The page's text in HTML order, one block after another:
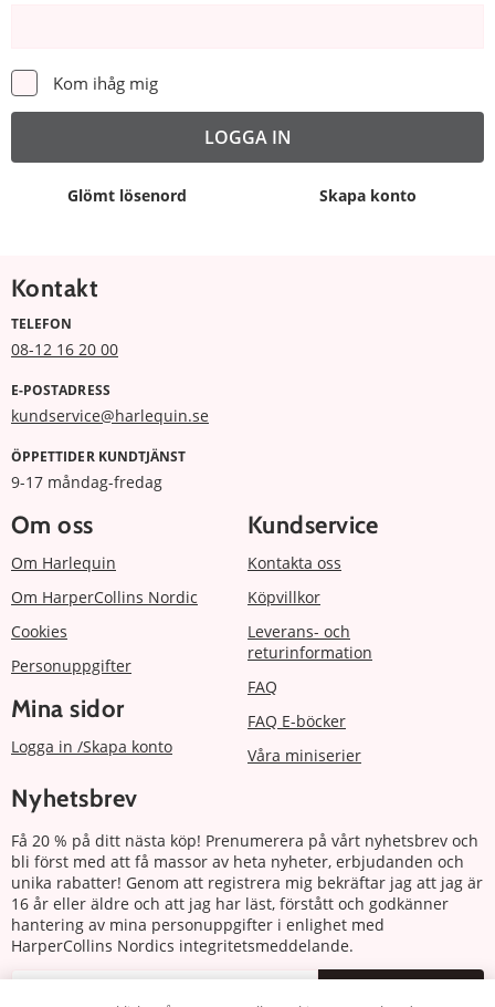
Kom ihåg mig
Glömt lösenord Skapa konto
Kontakt
TELEFON
08-12 16 20 00
E-POSTADRESS
kundservice@harlequin.se
ÖPPETTIDER KUNDTJÄNST
9-17 måndag-fredag
Om oss
Om Harlequin
Om HarperCollins Nordic
Cookies
Personuppgifter
Mina sidor
Logga in /Skapa konto
Kundservice
Kontakta oss
Köpvillkor
Leverans- och
returinformation
FAQ
FAQ E-böcker
Våra miniserier
Nyhetsbrev
Få 20 % på ditt nästa köp! Prenumerera på vårt nyhetsbrev och
bli först med att få massor av heta nyheter, erbjudanden och
unika rabatter! Genom att registrera mig bekräftar jag att jag är
16 år eller äldre och att jag har läst, förstått och godkänner
hantering av mina personuppgifter i enlighet med
HarperCollins Nordics integritetsmeddelande.